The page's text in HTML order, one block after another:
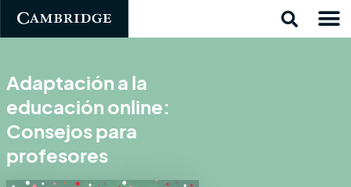
Adaptación a la
educación online:
Consejos para
profesores